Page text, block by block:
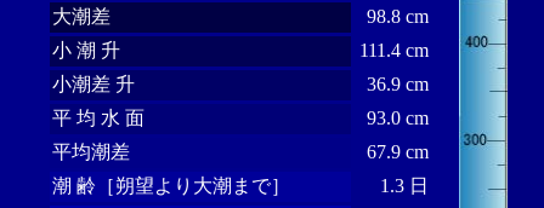
大潮差
98.8 cm
小 潮 升
111.4 cm
小潮差 升
36.9 cm
平 均 水 面
93.0 cm
平均潮差
67.9 cm
潮 齢［朔望より大潮まで］
1.3 日